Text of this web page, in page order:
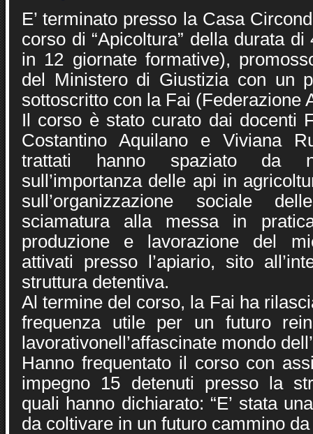
E’ terminato presso la Casa
corso di “Apicoltura” della durata
in 12 giornate formative),
del Ministero di Giustizia con un
sottoscritto con la Fai (Federazione
Il corso è stato curato dai docenti
Costantino Aquilano e Viviana
trattati hanno spaziato da
sull’importanza delle api in
sull’organizzazione sociale
sciamatura alla messa in
produzione e lavorazione del
attivati presso l’apiario, sito
struttura detentiva.
Al termine del corso, la Fai ha
frequenza utile per un futuro
lavorativonell’affascinate mondo
Hanno frequentato il corso con
impegno 15 detenuti presso la
quali hanno dichiarato: “E’ stata
da coltivare in un futuro cammino